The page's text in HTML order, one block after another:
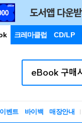
크레마클럽 CD/LP
이벤트 바이백 매장안내